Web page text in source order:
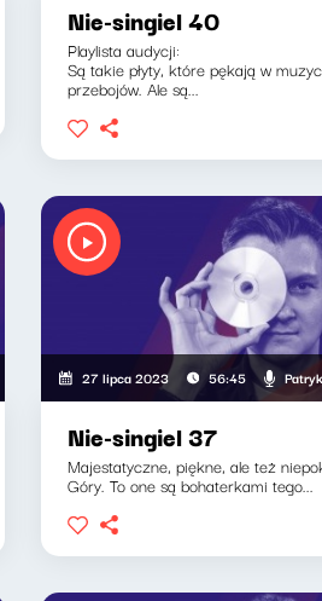
Nie-singiel 40
Playlista audycji:
Są takie płyty, które pękają w
przebojów. Ale są...
27 lipca 2023 56:45
Nie-singiel 37
Majestatyczne, piękne, ale też
Góry. To one są bohaterkami tego...